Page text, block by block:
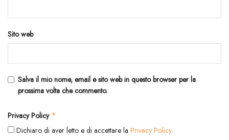
Sito web
Salva il mio nome, email e sito web in questo browser per la
prossima volta che commento.
Privacy Policy *
Dichiaro di aver letto e di accettare la Privacy Policy.